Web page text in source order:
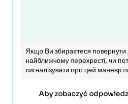
Якщо Ви збираєтеся повернути
найближчому перехресті, чи
сигналізувати про цей маневр
Aby zobaczyć